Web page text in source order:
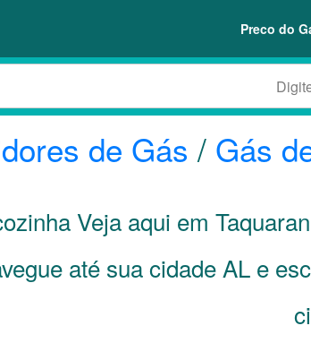
Preco do
de Gás/ Gás
Veja aqui em
até sua cidade ALe